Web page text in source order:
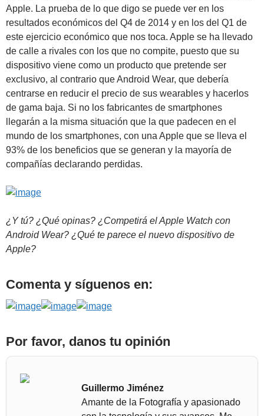
Apple. La prueba de lo que digo se puede ver en los
resultados económicos del Q4 de 2014 y en los del Q1 de
este ejercicio económico que nos toca. Apple se ha llevado
de calle a rivales con los que no compite, puesto que su
dispositivo viene como un producto que pretende ser
exclusivo, al contrario que Android Wear, que debería
centrarse en reducir el precio de sus wearables y hacerlos
de gama baja. Si no los fabricantes de smartphones
llegarán a la misma situación que la que padecen en el
mundo de los smartphones, con una Apple que se lleva el
93% de los beneficios que se generan y la mayoría de
compañías declarando perdidas.
¿Y tú? ¿Qué opinas? ¿Competirá el Apple Watch con
Android Wear? ¿Qué te parece el nuevo dispositivo de
Apple?
Comenta y síguenos en:
Por favor, danos tu opinión
Guillermo Jiménez
Amante de la Fotografía y apasionado